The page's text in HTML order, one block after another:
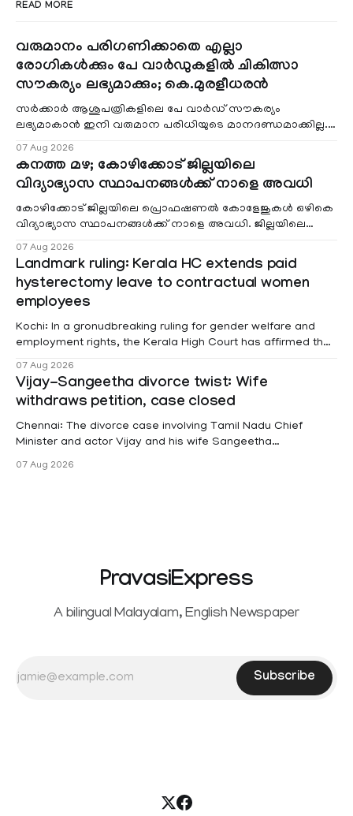
READ MORE
വരുമാനം പരിഗണിക്കാതെ എല്ലാ
രോഗികൾക്കും പേ വാർഡുകളിൽ ചികിത്സാ
സൗകര്യം ലഭ്യമാക്കും; കെ.മുരളീധരൻ
സർക്കാർ ആശുപത്രികളിലെ പേ വാർഡ് സൗകര്യം
ലഭ്യമാകാൻ ഇനി വരുമാന പരിധിയുടെ മാനദണ്ഡമാക്കില്ല.
വരുമാനം പരിഗണിക്കാതെ എല്ലാ രോഗികൾക്കും പേ വാർഡു
07 Aug 2026
കനത്ത മഴ; കോഴിക്കോട് ജില്ലയിലെ
വിദ്യാഭ്യാസ സ്ഥാപനങ്ങൾക്ക് നാളെ അവധി
കോഴിക്കോട് ജില്ലയിലെ പ്രൊഫഷണൽ കോളേജുകൾ ഒഴികെ
വിദ്യാഭ്യാസ സ്ഥാപനങ്ങൾക്ക് നാളെ അവധി. ജില്ലയിലെ
മലയോര- തീരദേശ മേഖലകളിലും മറ്റും ശക്തമായ മഴയു
07 Aug 2026
Landmark ruling: Kerala HC extends paid
hysterectomy leave to contractual women
employees
Kochi: In a gronudbreaking ruling for gender welfare and
employment rights, the Kerala High Court has affirmed that
female contractual staff employed in government-funded
projects are eligible for paid medical leave following
hysterectomy surgery under the Kerala Service Rules
(KSR). The court noted that since essential benefits like
maternity
07 Aug 2026
Vijay-Sangeetha divorce twist: Wife
withdraws petition, case closed
Chennai: The divorce case involving Tamil Nadu Chief
Minister and actor Vijay and his wife Sangeetha
Sowrnalingam has taken a new turn after Sangeetha
Sowrnalingam has taken a new turn after Sangeetha
07 Aug 2026
PravasiExpress
A bilingual Malayalam, English Newspaper
Subscribe